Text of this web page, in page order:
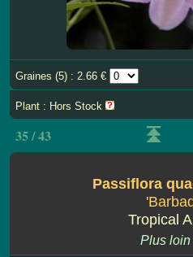
Graines (5) : 2.66 €
Plant : Hors Stock
35 / 43
Passiflora
Tropical
Plus loin